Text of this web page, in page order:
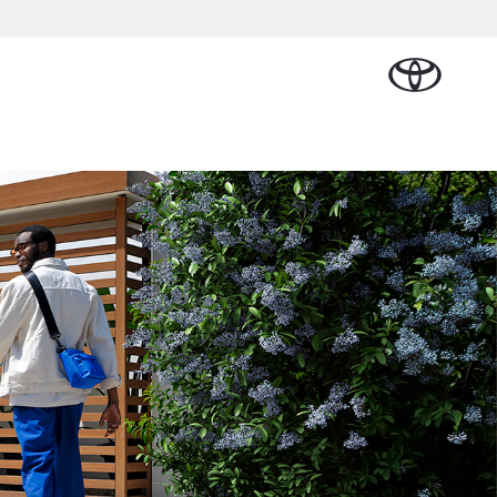
BATTERIJ-
ELEKTRISCH
Vanaf € 32.995,-
Toyota C-HR
OOK ALS PLUG-IN
HYBRIDE
Vraag een brochure aan
Bekijk de verwachte
modellen
Accessoires
Onderdelen
Accessoires
Banden
Werkplaatsafspraak
maken
Contact en
Route
Thuislaadpakketten
Laadpas
Energie en slim
laden
Lease
Bedrijfswagens
op maat
Financieren of
leasen
Verzekeren
Vraag een
brochure
aan
Contact
en Route